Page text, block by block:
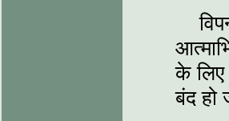
के लिए
बंद हो